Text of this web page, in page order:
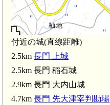
石城(2.5km)
付近の城(直線距離)
2.5km 長門 上城
2.5km 長門 稲石城
2.9km 長門 大内山城
4.7km 長門 先大津宰判勘場